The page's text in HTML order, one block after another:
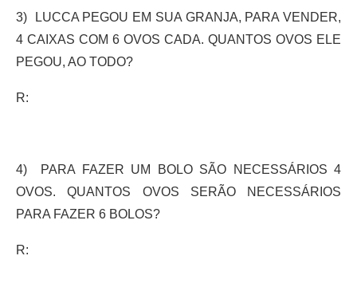
3) LUCCA PEGOU EM SUA GRANJA, PARA VENDER,
4 CAIXAS COM 6 OVOS CADA. QUANTOS OVOS ELE
PEGOU, AO TODO?
R:
4) PARA FAZER UM BOLO SÃO NECESSÁRIOS 4
OVOS. QUANTOS OVOS SERÃO NECESSÁRIOS
PARA FAZER 6 BOLOS?
R: